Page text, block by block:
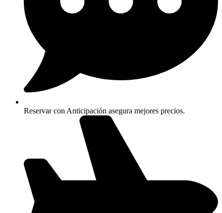
Reservar con Anticipación asegura mejores precios.